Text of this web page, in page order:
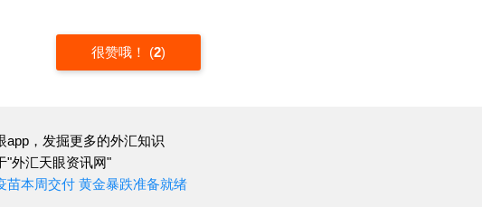
很赞哦！ (2)
app，发掘更多的外汇知识
"外汇天眼资讯网"
苗本周交付 黄金暴跌准备就绪